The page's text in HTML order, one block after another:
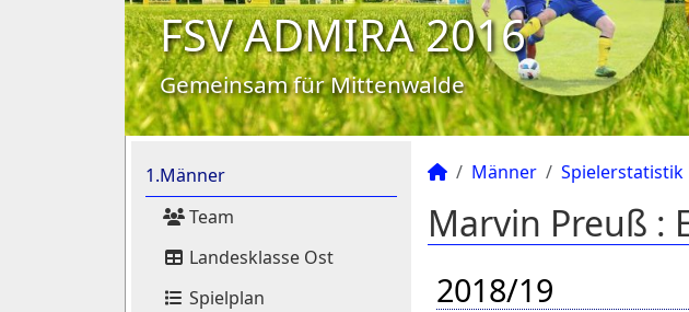
FSV ADMIRA 2016
Gemeinsam für Mittenwalde
1.Männer
Team
Landesklasse Ost
Spielplan
Männer Spielerstatistik
Marvin Preuß :
2018/19